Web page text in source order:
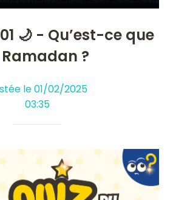
🌙 - Qu’est-ce que
Ramadan ?
le 01/02/2025
03:35